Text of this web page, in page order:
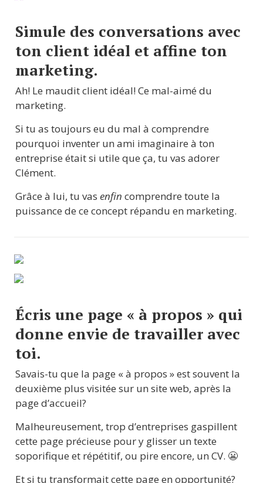
Simule des conversations avec
ton client idéal et affine ton
marketing.
Ah! Le maudit client idéal! Ce mal-aimé du
marketing.
Si tu as toujours eu du mal à comprendre
pourquoi inventer un ami imaginaire à ton
entreprise était si utile que ça, tu vas adorer
Clément.
Grâce à lui, tu vas enfin comprendre toute la
puissance de ce concept répandu en marketing.
Écris une page « à propos » qui
donne envie de travailler avec
toi.
Savais-tu que la page « à propos » est souvent la
deuxième plus visitée sur un site web, après la
page d’accueil?
Malheureusement, trop d’entreprises gaspillent
cette page précieuse pour y glisser un texte
soporifique et répétitif, ou pire encore, un CV. 😬
Et si tu transformait cette page en opportunité?